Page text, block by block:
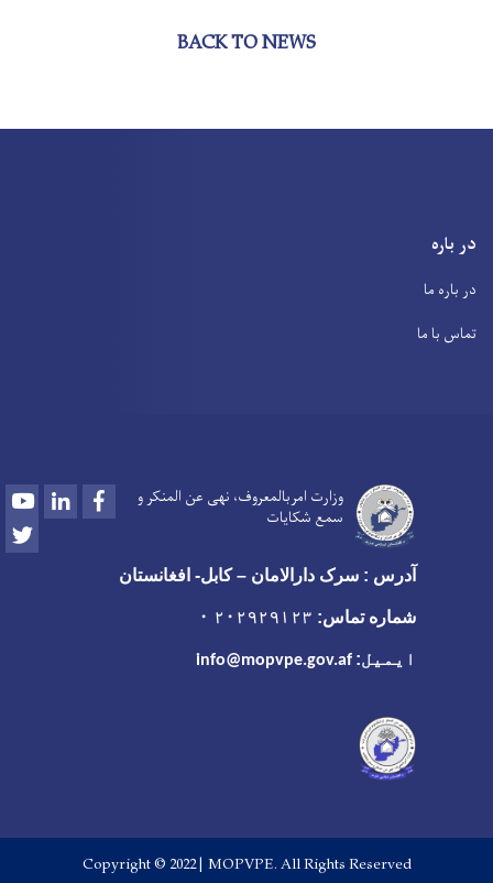
BACK TO NEWS
در باره
در باره ما
تماس با ما
وزارت امربالمعروف، نهی عن المنکر و
سمع شکایات
YoutubeLinkedInFacebook
آدرس : سرک دارالامان – کابل- افغانستان
شماره تماس: ۲۰۲۹۲۹۱۲۳ ۰
ایمیل: info@mopvpe.gov.af
Copyright © 2022 | MOPVPE. All Rights Reserved